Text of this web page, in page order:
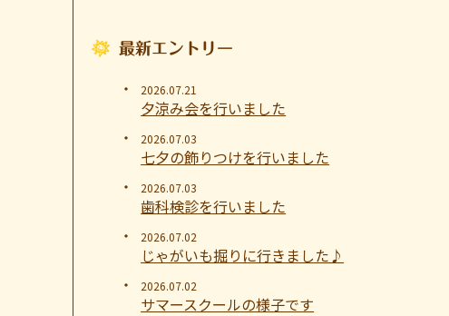
最新エントリー
2026.07.21
夕涼み会を行いました
2026.07.03
七夕の飾りつけを行いました
2026.07.03
歯科検診を行いました
2026.07.02
じゃがいも掘りに行きました♪
2026.07.02
サマースクールの様子です